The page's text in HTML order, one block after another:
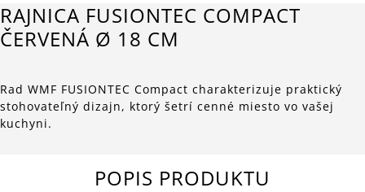
RAJNICA FUSIONTEC COMPACT
ČERVENÁ Ø 18 CM
Rad WMF FUSIONTEC Compact charakterizuje praktický
stohovateľný dizajn, ktorý šetrí cenné miesto vo vašej
kuchyni.
POPIS PRODUKTU